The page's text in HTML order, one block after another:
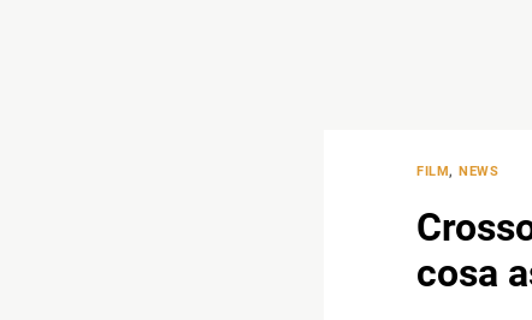
FILM, NEWS
cosa